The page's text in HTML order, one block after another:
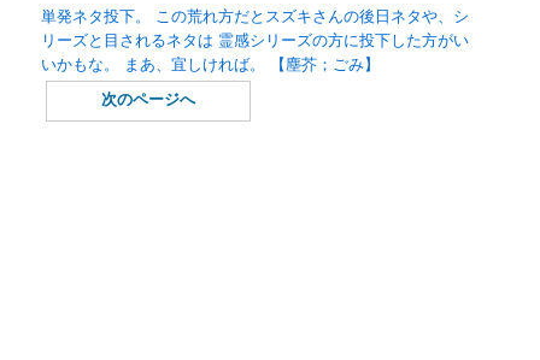
単発ネタ投下。 この荒れ方だとスズキさんの後日ネタや、シ
リーズと目されるネタは 霊感シリーズの方に投下した方がい
いかもな。 まあ、宜しければ。 【塵芥；ごみ】
次のページへ